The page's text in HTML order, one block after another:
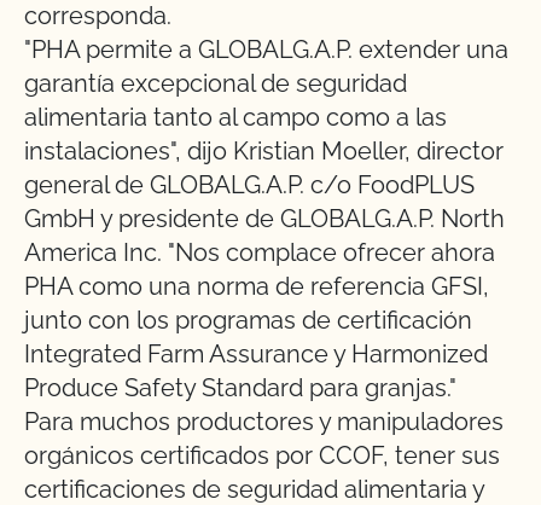
corresponda.
"PHA permite a GLOBALG.A.P. extender una
garantía excepcional de seguridad
alimentaria tanto al campo como a las
instalaciones", dijo Kristian Moeller, director
general de GLOBALG.A.P. c/o FoodPLUS
GmbH y presidente de GLOBALG.A.P. North
America Inc. "Nos complace ofrecer ahora
PHA como una norma de referencia GFSI,
junto con los programas de certificación
Integrated Farm Assurance y Harmonized
Produce Safety Standard para granjas."
Para muchos productores y manipuladores
orgánicos certificados por CCOF, tener sus
certificaciones de seguridad alimentaria y